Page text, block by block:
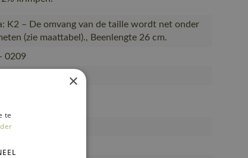
K2 – De omvang van de taille wordt net onder
(zie maattabel)., Beenlengte 26 cm.
0209
polyester (230)
×
te